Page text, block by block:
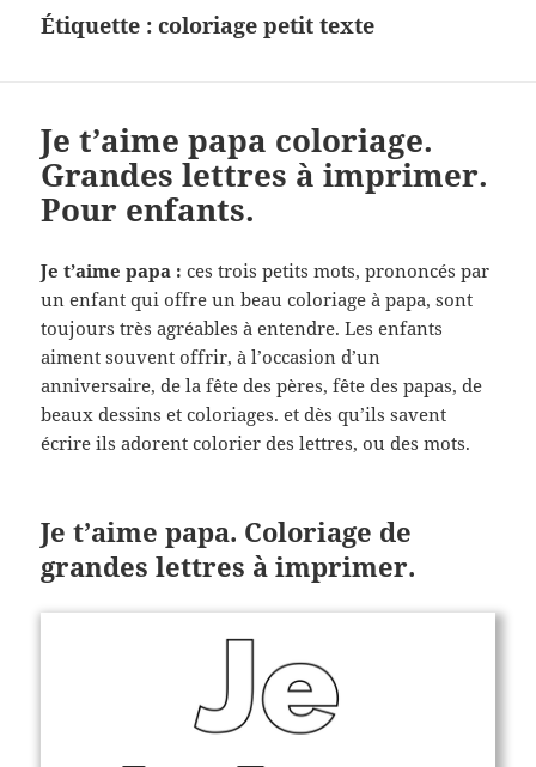
devinettes, pour enfants.
Étiquette :coloriage petit texte
Je t’aime papa coloriage.
Grandes lettres à imprimer.
Pour enfants.
Je t’aime papa : ces trois petits mots, prononcés par
un enfant qui offre un beau coloriage à papa, sont
toujours très agréables à entendre. Les enfants
aiment souvent offrir, à l’occasion d’un
anniversaire, de la fête des pères, fête des papas, de
beaux dessins et coloriages. et dès qu’ils savent
écrire ils adorent colorier des lettres, ou des mots.
Je t’aime papa. Coloriage de
grandes lettres à imprimer.